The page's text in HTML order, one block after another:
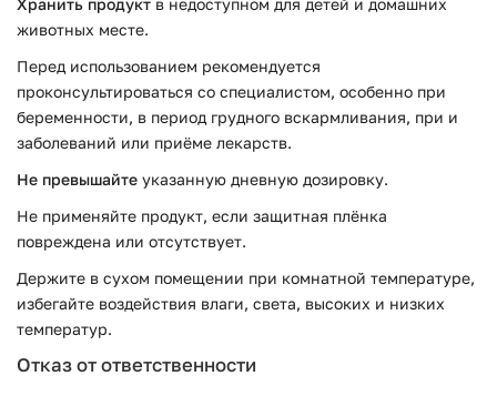
Хранить продукт в недоступном для детей и домашних
животных месте.
Перед использованием рекомендуется
проконсультироваться со специалистом, особенно при
беременности, в период грудного вскармливания, при и
заболеваний или приёме лекарств.
Не превышайте указанную дневную дозировку.
Не применяйте продукт, если защитная плёнка
повреждена или отсутствует.
Держите в сухом помещении при комнатной температуре,
избегайте воздействия влаги, света, высоких и низких
температур.
Отказ от ответственности